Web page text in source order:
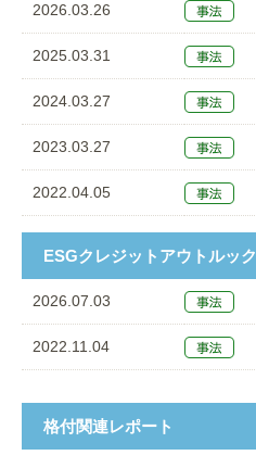
2026.03.26
2025.03.31
2024.03.27
2023.03.27
2022.04.05
ESGクレジットアウトルック
2026.07.03
2022.11.04
格付関連レポート